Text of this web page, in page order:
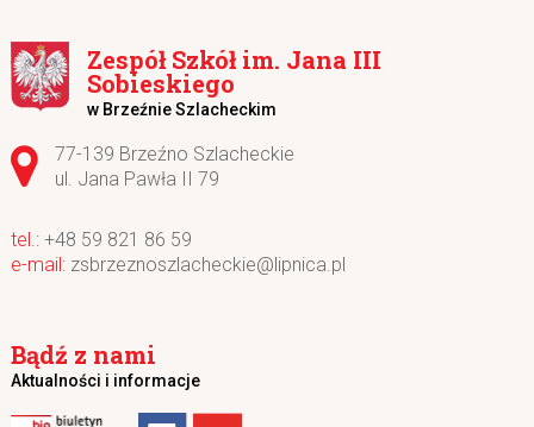
Zespół Szkół im. Jana III
Sobieskiego
w Brzeźnie Szlacheckim
Adres pocztowy:
77-139 Brzeźno Szlacheckie
ul. Jana Pawła II 79
+48 59 821 86 59
zsbrzeznoszlacheckie@lipnica.pl
Bądź z nami
Aktualności i informacje